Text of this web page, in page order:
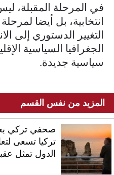
في المرحلة المقبلة،
انتخابية، بل أيضا
التغيير الدستوري إلى
الجغرافيا السياسية
سياسية جديدة.
المزيد من نفس القسم
صحفي تركي
تركيا تسعى
الدول تمثل